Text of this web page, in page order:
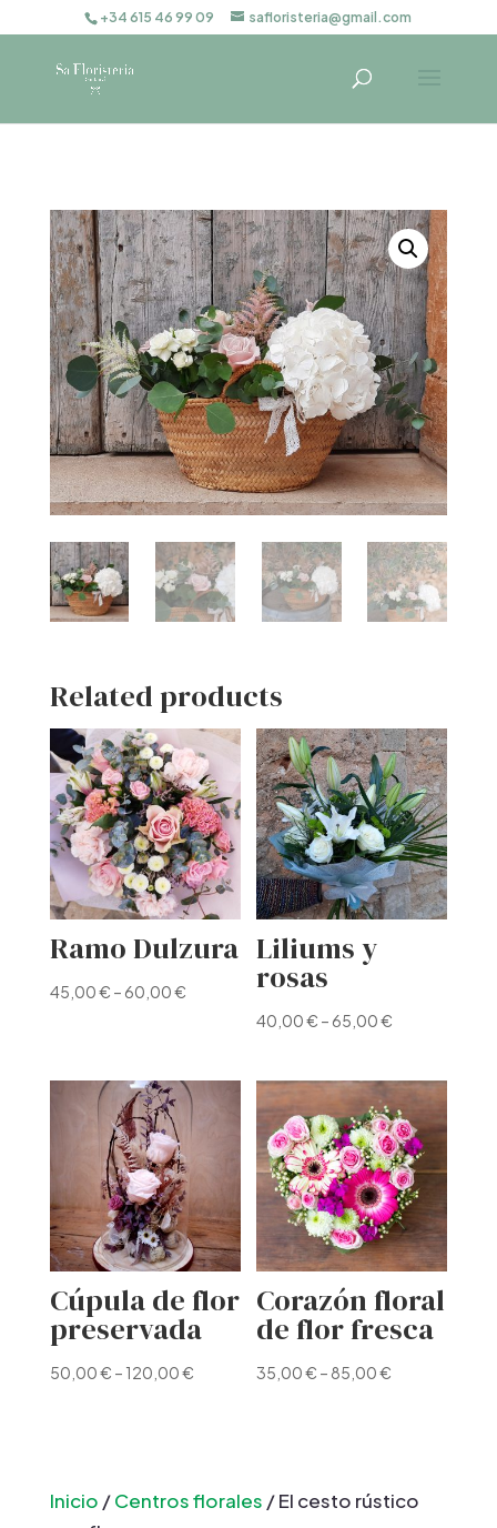
+34 615 46 99 09 safloristeria@gmail.com
Related products
Ramo Dulzura
45,00€ – 60,00€
Liliums y
rosas
40,00€ – 65,00€
Cúpula de flor
preservada
50,00€ – 120,00€
Corazón floral
de flor fresca
35,00€ – 85,00€
Inicio /Centros florales / El cesto rústico